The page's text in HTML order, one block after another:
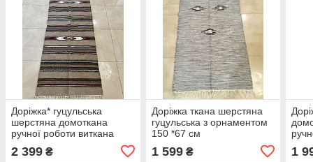
Доріжка* гуцульська
шерстяна домоткана
ручної роботи виткана
шерстяними нитками на
верстаті 200*67 см
2 399 ₴
Доріжка ткана шерстяна
гуцульська з орнаментом
150 *67 см
1 599₴ 1